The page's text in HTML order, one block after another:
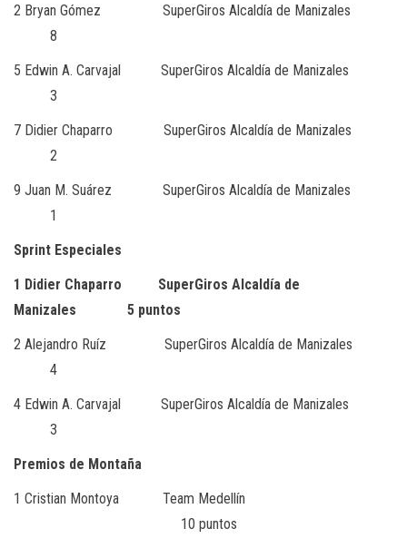
2 Bryan Gómez SuperGiros Alcaldía de Manizales
8
5 Edwin A. Carvajal SuperGiros Alcaldía de Manizales
3
7 Didier Chaparro SuperGiros Alcaldía de Manizales
2
9 Juan M. Suárez SuperGiros Alcaldía de Manizales
1
Sprint Especiales
1 Didier Chaparro SuperGiros Alcaldía de
Manizales 5 puntos
2 Alejandro Ruíz SuperGiros Alcaldía de Manizales
4
4 Edwin A. Carvajal SuperGiros Alcaldía de Manizales
3
Premios de Montaña
1 Cristian Montoya Team Medellín
10 puntos